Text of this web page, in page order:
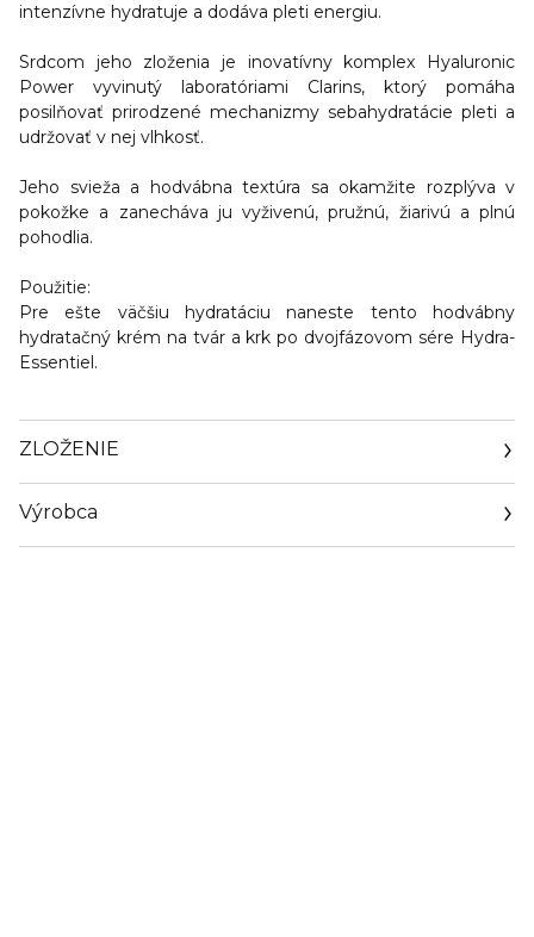
intenzívne hydratuje a dodáva pleti energiu.
Srdcom jeho zloženia je inovatívny komplex Hyaluronic
Power vyvinutý laboratóriami Clarins, ktorý pomáha
posilňovať prirodzené mechanizmy sebahydratácie pleti a
udržovať v nej vlhkosť.
Jeho svieža a hodvábna textúra sa okamžite rozplýva v
pokožke a zanecháva ju vyživenú, pružnú, žiarivú a plnú
pohodlia.
Použitie:
Pre ešte väčšiu hydratáciu naneste tento hodvábny
hydratačný krém na tvár a krk po dvojfázovom sére Hydra-
Essentiel.
ZLOŽENIE
Výrobca